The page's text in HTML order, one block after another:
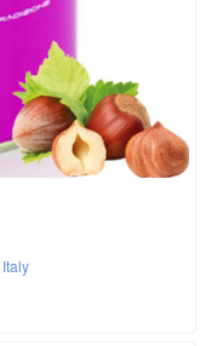
Italy